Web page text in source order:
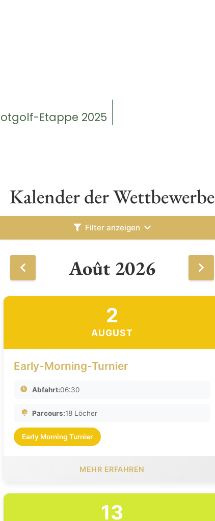
Etappe 2025
Kalender der Wettbewerbe
Filter anzeigen
Août 2026
2
AUGUST
Early-Morning-Turnier
Abfahrt:06:30
Parcours:18 Löcher
Early Morning Turnier
MEHR ERFAHREN
13